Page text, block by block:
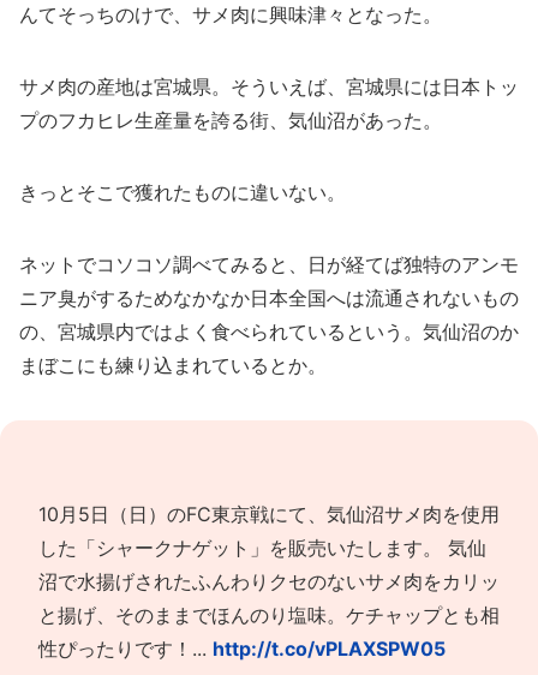
んてそっちのけで、サメ肉に興味津々となった。
サメ肉の産地は宮城県。そういえば、宮城県には日本トッ
プのフカヒレ生産量を誇る街、気仙沼があった。
きっとそこで獲れたものに違いない。
ネットでコソコソ調べてみると、日が経てば独特のアンモ
ニア臭がするためなかなか日本全国へは流通されないもの
の、宮城県内ではよく食べられているという。気仙沼のか
まぼこにも練り込まれているとか。
10月5日（日）のFC東京戦にて、気仙沼サメ肉を使用
した「シャークナゲット」を販売いたします。 気仙
沼で水揚げされたふんわりクセのないサメ肉をカリッ
と揚げ、そのままでほんのり塩味。ケチャップとも相
性ぴったりです！... http://t.co/vPLAXSPW05